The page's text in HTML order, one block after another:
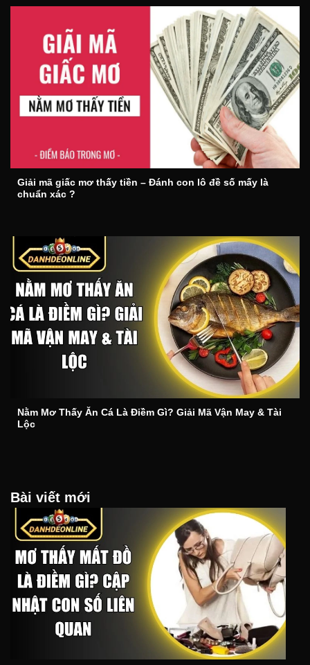
Giải mã giấc mơ thấy tiền – Đánh con lô đề số mấy là
chuẩn xác ?
Nằm Mơ Thấy Ăn Cá Là Điềm Gì? Giải Mã Vận May & Tài
Lộc
Bài viết mới